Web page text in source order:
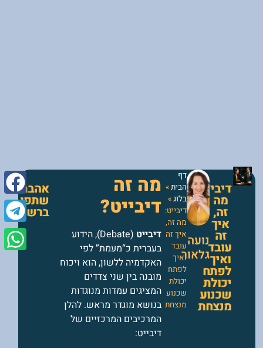
דיבייט:
מה
זה,
איך
זה
עובד
ואיך
לפתח
יכולת
שכנוע
מנצחת
נועה
גלאור
דף
הבית»
בלוג»
דיבייט:
מה זה,
איך זה
עובד
ואיך
לפתח
יכולת
שכנוע
מנצחת
מה זה
דיבייט?
דיבייט
(Debate), הידוע
בעברית כ“מעמת” לפי
האקדמיה ללשון, הוא ויכוח
מובנה בין שני צדדים
המציגים עמדות מנוגדות
בנושא מוגדר מראש. להלן
המרכיבים המרכזיים של
דיבייט:
אהבתם?
שתפו
ברשתות!